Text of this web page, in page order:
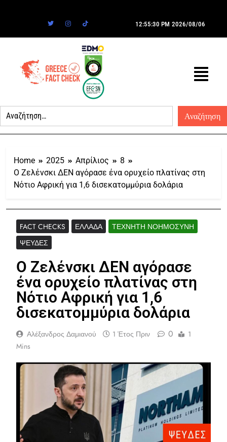
12:55:30 PM 2026/08/06
Home 2025 Απρίλιος
8
Ο Ζελένσκι ΔΕΝ αγόρασε ένα ορυχείο πλατίνας στη
Νότιο Αφρική για 1,6 δισεκατομμύρια δολάρια
FACT CHECKS ΕΛΛΆΔΑ
ΤΕΧΝΗΤΉ ΝΟΗΜΟΣΎΝΗ
ΨΕΥΔΈΣ
Ο Ζελένσκι ΔΕΝ αγόρασε
ένα ορυχείο πλατίνας στη
Νότιο Αφρική για 1,6
δισεκατομμύρια δολάρια
Αλέξανδρος Δαμιανού 1 Έτος Πριν 0
1
Mins